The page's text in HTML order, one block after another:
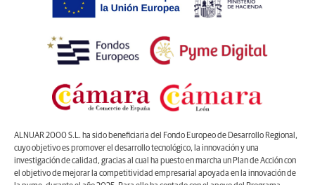
ALNUAR 2000 S.L. ha sido beneficiaria del Fondo Europeo de Desarrollo Regional,
cuyo objetivo es promover el desarrollo tecnológico, la innovación y una
investigación de calidad, gracias al cual ha puesto en marcha un Plan de Acción con
el objetivo de mejorar la competitividad empresarial apoyada en la innovación de